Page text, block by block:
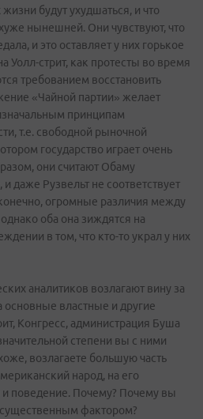
будут ухудшаться, и что
нынешней. Они чувствуют, что
и это оставляет у них горькое
Уолл-стрит, как протесты во время
требованием восстановить
«Чайной партии» желает
принципам
т.е. свободной рыночной
государство играет очень
они считают Обаму
даже Рузвельт не соответствует
огромные различия между
оба она зиждятся на
в том, что кто-то украл у них
аналитиков возлагают вину за
властные и другие
Конгресс, администрация Буша
степени вы с ними
возлагаете большую часть
народ, на его
поведение. Почему? Почему вы
существенным фактором?